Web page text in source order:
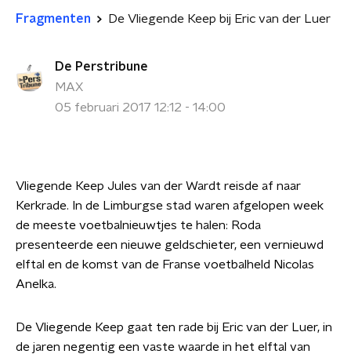
Fragmenten De Vliegende Keep bij Eric van der Luer
De Perstribune
MAX
05 februari 2017 12:12 - 14:00
Vliegende Keep Jules van der Wardt reisde af naar
Kerkrade. In de Limburgse stad waren afgelopen week
de meeste voetbalnieuwtjes te halen: Roda
presenteerde een nieuwe geldschieter, een vernieuwd
elftal en de komst van de Franse voetbalheld Nicolas
Anelka.
De Vliegende Keep gaat ten rade bij Eric van der Luer, in
de jaren negentig een vaste waarde in het elftal van